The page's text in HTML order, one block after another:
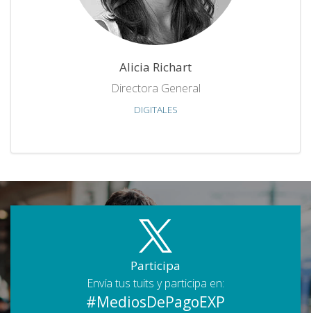
Alicia Richart
Directora General
DIGITALES
Participa
Envía tus tuits y participa en:
#MediosDePagoEXP